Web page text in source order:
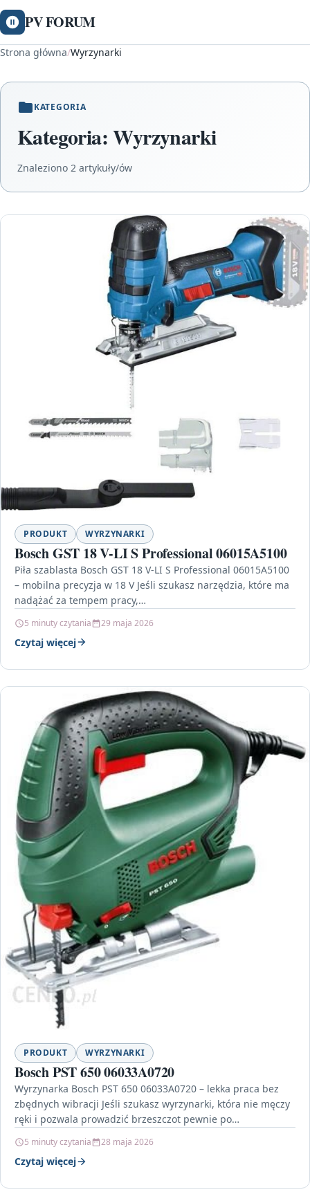
PV FORUM
Strona główna/Wyrzynarki
KATEGORIA
Kategoria:Wyrzynarki
Znaleziono 2 artykuły/ów
PRODUKT WYRZYNARKI
Bosch GST 18 V-LI S Professional 06015A5100
Piła szablasta Bosch GST 18 V-LI S Professional 06015A5100
– mobilna precyzja w 18 V Jeśli szukasz narzędzia, które ma
nadążać za tempem pracy,…
5 minuty czytania 29 maja 2026
Czytaj więcej
PRODUKT WYRZYNARKI
Bosch PST 650 06033A0720
Wyrzynarka Bosch PST 650 06033A0720 – lekka praca bez
zbędnych wibracji Jeśli szukasz wyrzynarki, która nie męczy
ręki i pozwala prowadzić brzeszczot pewnie po…
5 minuty czytania 28 maja 2026
Czytaj więcej